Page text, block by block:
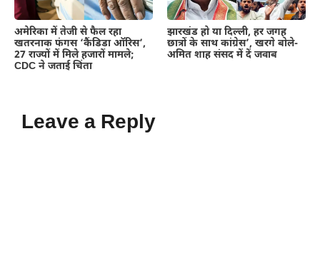
अमेरिका में तेजी से फैल रहा
खतरनाक फंगस ‘कैंडिडा ऑरिस’,
27 राज्यों में मिले हजारों मामले;
CDC ने जताई चिंता
झारखंड हो या दिल्ली, हर जगह
छात्रों के साथ कांग्रेस’, खरगे बोले-
अमित शाह संसद में दें जवाब
Leave a Reply